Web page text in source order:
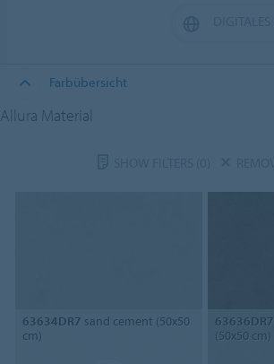
Farbübersicht
Allura Material
63634DR7 sand cement (50x50
cm)
63636DR7
(50x50 cm)